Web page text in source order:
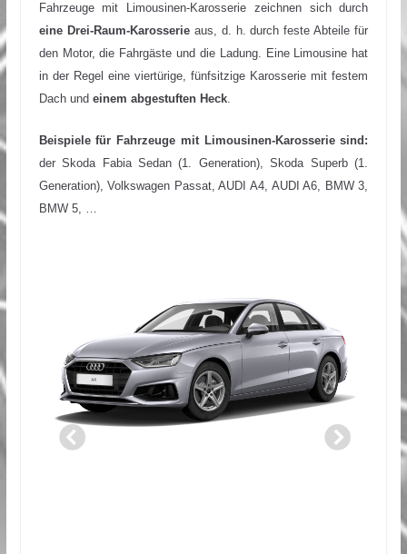
Fahrzeuge mit Limousinen-Karosserie zeichnen sich durch
eine Drei-Raum-Karosserieaus, d. h. durch feste Abteile für
den Motor, die Fahrgäste und die Ladung. Eine Limousine hat
in der Regel eine viertürige, fünfsitzige Karosserie mit festem
Dach und einem abgestuften Heck.
Beispiele für Fahrzeuge mit Limousinen-Karosserie sind:
der Skoda Fabia Sedan (1. Generation), Skoda Superb (1.
Generation), Volkswagen Passat, AUDI A4, AUDI A6, BMW 3,
BMW 5, …